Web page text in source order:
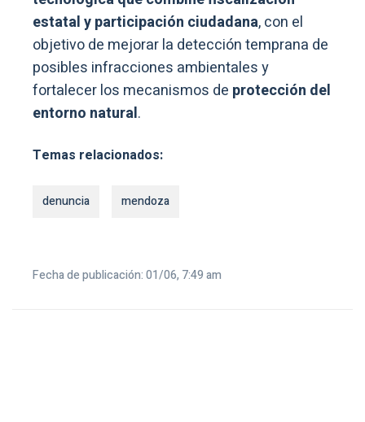
estatal y participación ciudadana, con el
objetivo de mejorar la detección temprana de
posibles infracciones ambientales y
fortalecer los mecanismos de protección del
entorno natural.
Temas relacionados:
denuncia mendoza
Fecha de publicación: 01/06, 7:49 am